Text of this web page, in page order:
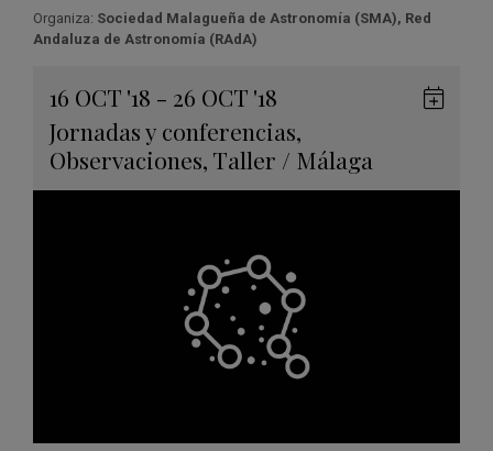
Organiza: Sociedad Malagueña de Astronomía (SMA), Red
Andaluza de Astronomía (RAdA)
16 OCT '18 - 26 OCT '18
Jornadas y conferencias,
Observaciones, Taller / Málaga